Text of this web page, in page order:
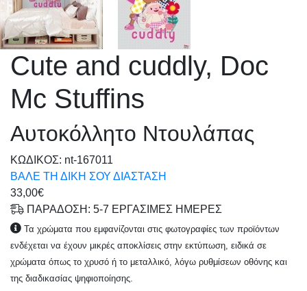
Cute and cuddly, Doc
Mc Stuffins
Αυτοκόλλητο Ντουλάπας
KΩΔΙΚΟΣ: nt-167011
ΒΑΛΕ ΤΗ ΔΙΚΗ ΣΟΥ ΔΙΑΣΤΑΣΗ
33,00€
ΠΑΡΑΔΟΣΗ: 5-7 ΕΡΓΑΣΙΜΕΣ ΗΜΕΡΕΣ
Τα χρώματα που εμφανίζονται στις φωτογραφίες των προϊόντων
ενδέχεται να έχουν μικρές αποκλίσεις στην εκτύπωση, ειδικά σε
χρώματα όπως το χρυσό ή το μεταλλικό, λόγω ρυθμίσεων οθόνης και
της διαδικασίας ψηφιοποίησης.